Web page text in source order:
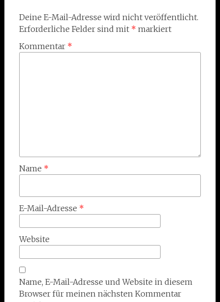
Deine E-Mail-Adresse wird nicht veröffentlicht.
Erforderliche Felder sind mit * markiert
Kommentar *
Name *
E-Mail-Adresse *
Website
Name, E-Mail-Adresse und Website in diesem
Browser für meinen nächsten Kommentar